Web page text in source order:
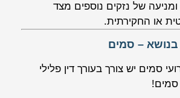
של נזקים נוספים מצד
או החקירתית.
בנושא – סמים
סמים יש צורך בעורך דין פלילי
סמים!